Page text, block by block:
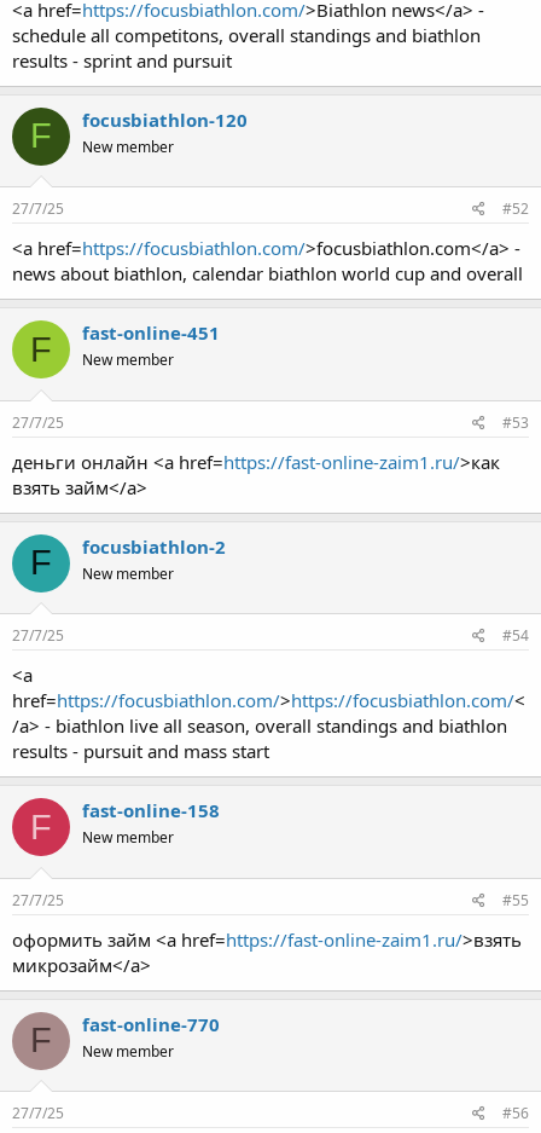
<a href=https://focusbiathlon.com/>Biathlon news</a> -
schedule all competitons, overall standings and biathlon
results - sprint and pursuit
F focusbiathlon-120
New member
27/7/25 #52
<a href=https://focusbiathlon.com/>focusbiathlon.com</a> -
news about biathlon, calendar biathlon world cup and overall
F fast-online-451
New member
27/7/25 #53
деньги онлайн <a href=https://fast-online-zaim1.ru/>как
взять займ</a>
F focusbiathlon-2
New member
27/7/25 #54
<a
href=https://focusbiathlon.com/>https://focusbiathlon.com/<
/a> - biathlon live all season, overall standings and biathlon
results - pursuit and mass start
F fast-online-158
New member
27/7/25 #55
оформить займ <a href=https://fast-online-zaim1.ru/>взять
микрозайм</a>
F fast-online-770
New member
27/7/25 #56